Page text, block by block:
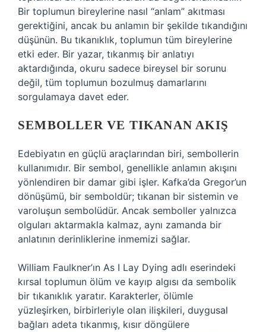
Bir toplumun bireylerine nasıl “anlam” akıtması
gerektiğini, ancak bu anlamın bir şekilde tıkandığını
düşünün. Bu tıkanıklık, toplumun tüm bireylerine
etki eder. Bir yazar, tıkanmış bir anlatıyı
aktardığında, okuru sadece bireysel bir sorunu
değil, tüm toplumun bozulmuş damarlarını
sorgulamaya davet eder.
SEMBOLLER VE TIKANAN AKIŞ
Edebiyatın en güçlü araçlarından biri, sembollerin
kullanımıdır. Bir sembol, genellikle anlamın akışını
yönlendiren bir damar gibi işler. Kafka’da Gregor’un
dönüşümü, bir semboldür; tıkanan bir sistemin ve
varoluşun sembolüdür. Ancak semboller yalnızca
olguları aktarmakla kalmaz, aynı zamanda bir
anlatının derinliklerine inmemizi sağlar.
William Faulkner’ın As I Lay Dying adlı eserindeki
kırsal toplumun ölüm ve kayıp algısı da sembolik
bir tıkanıklık yaratır. Karakterler, ölümle
yüzleşirken, birbirleriyle olan ilişkileri, duygusal
bağları adeta tıkanmış, kısır döngülere